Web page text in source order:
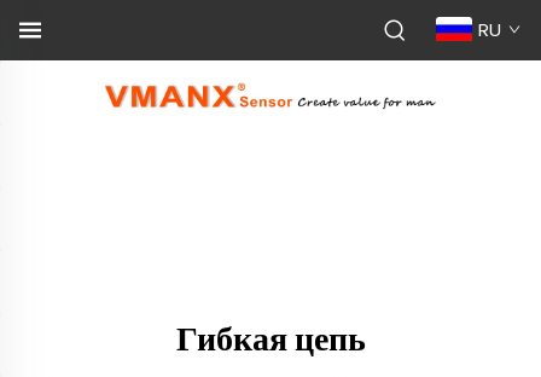
RU
Гибкая цепь